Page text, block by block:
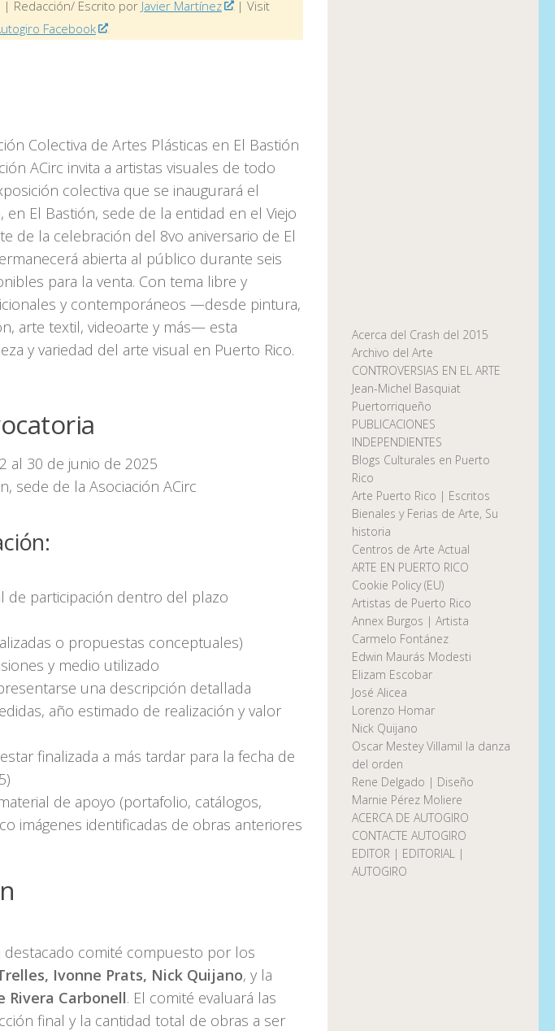
| Redacción/ Escrito por Javier Martínez
| Visit
Facebook
Colectiva de Artes Plásticas en El Bastión
ACirc invita a artistas visuales de todo
colectiva que se inaugurará el
El Bastión, sede de la entidad en el Viejo
de la celebración del 8vo aniversario de El
abierta al público durante seis
para la venta. Con tema libre y
y contemporáneos —desde pintura,
arte textil, videoarte y más— esta
y variedad del arte visual en Puerto Rico.
al 30 de junio de 2025
sede de la Asociación ACirc
de participación dentro del plazo
o propuestas conceptuales)
y medio utilizado
una descripción detallada
año estimado de realización y valor
finalizada a más tardar para la fecha de
de apoyo (portafolio, catálogos,
imágenes identificadas de obras anteriores
destacado comité compuesto por los
Ivonne Prats, Nick Quijano, y la
Rivera Carbonell. El comité evaluará las
final y la cantidad total de obras a ser
Acerca del Crash del 2015
Archivo del Arte
CONTROVERSIAS EN EL ARTE
Jean-Michel Basquiat
Puertorriqueño
PUBLICACIONES
INDEPENDIENTES
Blogs Culturales en Puerto
Rico
Arte Puerto Rico | Escritos
Bienales y Ferias de Arte, Su
historia
Centros de Arte Actual
ARTE EN PUERTO RICO
Cookie Policy (EU)
Artistas de Puerto Rico
Annex Burgos | Artista
Carmelo Fontánez
Edwin Maurás Modesti
Elizam Escobar
José Alicea
Lorenzo Homar
Nick Quijano
Oscar Mestey Villamil la danza
del orden
Rene Delgado | Diseño
Marnie Pérez Moliere
ACERCA DE AUTOGIRO
CONTACTE AUTOGIRO
EDITOR | EDITORIAL |
AUTOGIRO